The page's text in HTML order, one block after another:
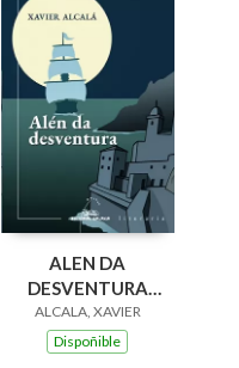
ALEN DA
DESVENTURA
(ILUSTRADO)
ALCALA, XAVIER
Dispoñible